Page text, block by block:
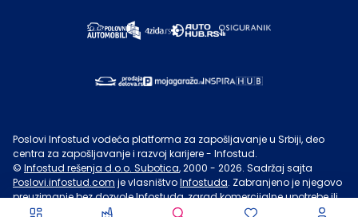
Poslovi Infostud vodeća platforma za zapošljavanje u Srbiji, deo
centra za zapošljavanje i razvoj karijere - Infostud.
© Infostud rešenja d.o.o. Subotica, 2000 - 2026. Sadržaj sajta
Poslovi.infostud.com je vlasništvoInfostuda. Zabranjeno je njegovo
preuzimanje bez dozvoleInfostuda, zarad komercijalne upotrebe ili
u druge svrhe, osim za lične potrebe posetilaca sajta.